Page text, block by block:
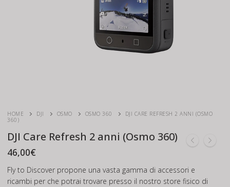
HOME DJI OSMO OSMO 360
DJI CARE REFRESH 2 ANNI (OSMO
360)
DJI Care Refresh 2 anni (Osmo 360)
46,00€
Fly to Discover propone una vasta gamma di accessori e
ricambi per che potrai trovare presso il nostro store fisico di